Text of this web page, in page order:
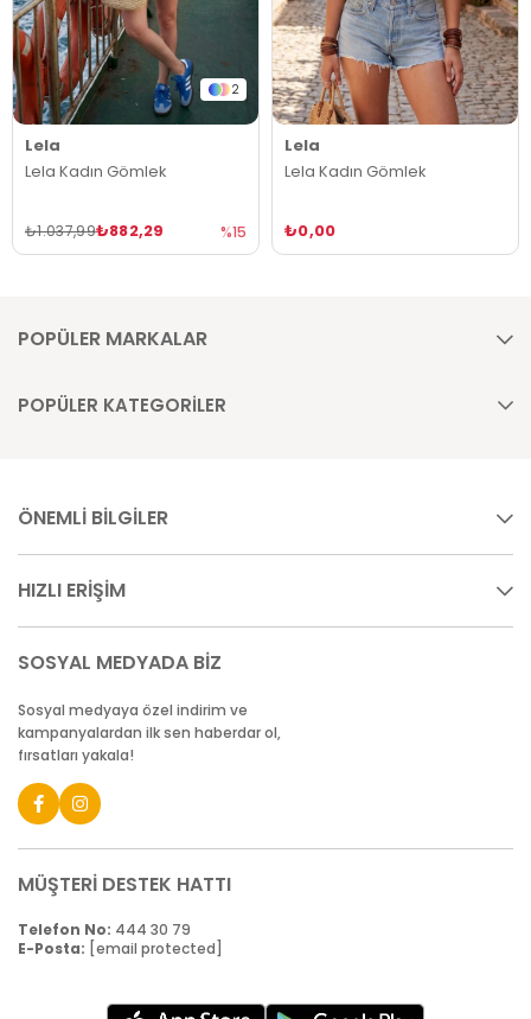
2
Lela
Lela Kadın Gömlek
₺882,29
₺1.037,99 %15
Lela
Lela Kadın Gömlek
₺0,00
POPÜLER MARKALAR
POPÜLER KATEGORİLER
ÖNEMLİ BİLGİLER
HIZLI ERİŞİM
SOSYAL MEDYADA BİZ
Sosyal medyaya özel indirim ve
kampanyalardan ilk sen haberdar ol,
fırsatları yakala!
MÜŞTERİ DESTEK HATTI
Telefon No: 444 30 79
E-Posta: [email protected]